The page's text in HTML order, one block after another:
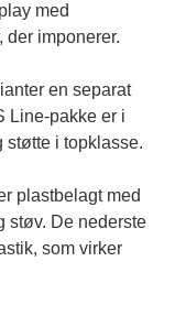
med
der imponerer.
en separat
Line-pakke er i
i topklasse.
plastbelagt med
støv. De nederste
som virker